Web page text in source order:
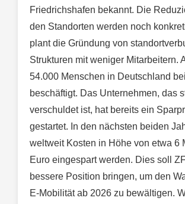
Friedrichshafen bekannt. Die
den Standorten werden noch
plant die Gründung von
Strukturen mit weniger Mitarbeitern.
54.000 Menschen in Deutschland
beschäftigt. Das Unternehmen, das
verschuldet ist, hat bereits ein
gestartet. In den nächsten beiden
weltweit Kosten in Höhe von etwa 6
Euro eingespart werden. Dies soll
bessere Position bringen, um den
E-Mobilität ab 2026 zu bewältigen.